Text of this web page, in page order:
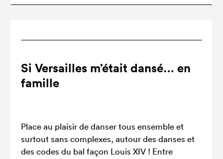
Si Versailles m’était dansé… en
famille
Place au plaisir de danser tous ensemble et
surtout sans complexes, autour des danses et
des codes du bal façon Louis XIV ! Entre